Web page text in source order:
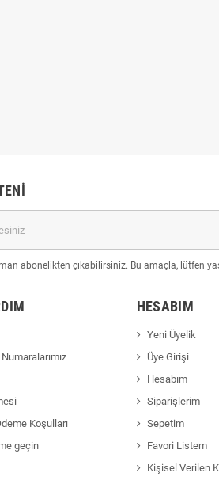
abonelikten çıkabilirsiniz. Bu amaçla, lütfen
Koşulları
geçin
HESABIM
Yeni Üyelik
Üye Girişi
Hesabım
Siparişlerim
Sepetim
Favori Listem
Kişisel Verilen